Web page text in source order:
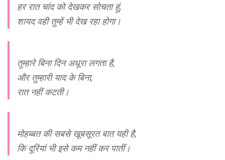
हर रात चांद को देखकर सोचता हूं,
शायद वही तुम्हें भी देख रहा होगा।
तुम्हारे बिना दिन अधूरा लगता है,
और तुम्हारी याद के बिना,
रात नहीं कटती।
मोहब्बत की सबसे खूबसूरत बात यही है,
कि दूरियां भी इसे कम नहीं कर पातीं।